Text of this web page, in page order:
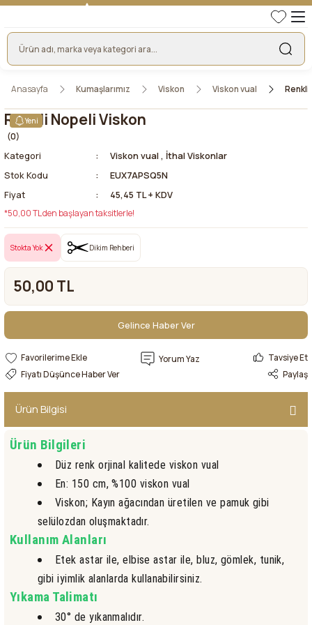
Anasayfa Kumaşlarımız Viskon Viskon vual Renkli
Yeni
Renkli Nopeli Viskon
(0)
Kategori Viskon vual, İthal Viskonlar
Stok Kodu
EUX7APSQ5N
Fiyat
45,45 TL + KDV
*50,00 TL den başlayan taksitlerle!
Stokta Yok Dikim Rehberi
50,00 TL
Gelince Haber Ver
Gelince Haber Ver
Yorum Yaz
Tavsiye Et
Fiyatı Düşünce Haber Ver
Paylaş
Ürün Bilgisi
Ürün Bilgileri
Düz renk orjinal kalitede viskon vual
En: 150 cm, %100 viskon vual
Viskon; Kayın ağacından üretilen ve pamuk gibi
selülozdan oluşmaktadır.
Kullanım Alanları
Etek astar ile, elbise astar ile, bluz, gömlek, tunik,
gibiiyimlik alanlarda kullanabilirsiniz.
Yıkama Talimatı
30° de yıkanmalıdır.